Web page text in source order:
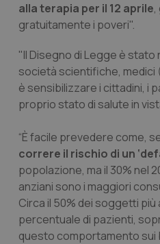
alla terapia per il 12 aprile
gratuitamente i poveri".
"Il Disegno di Legge è stato
società scientifiche, medici
è sensibilizzare i cittadini, i
proprio stato di salute in
“È facile prevedere come,
correre il rischio di un
popolazione, ma il 30% nel
anziani sono i maggiori
Circa il 50% dei soggetti
percentuale di pazienti,
questo comportamento sui